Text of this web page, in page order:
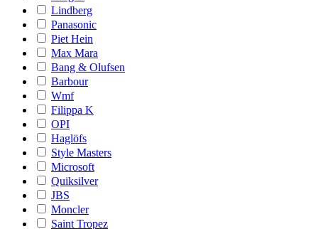
Lindberg
Panasonic
Piet Hein
Max Mara
Bang & Olufsen
Barbour
Wmf
Filippa K
OPI
Haglöfs
Style Masters
Microsoft
Quiksilver
JBS
Moncler
Saint Tropez